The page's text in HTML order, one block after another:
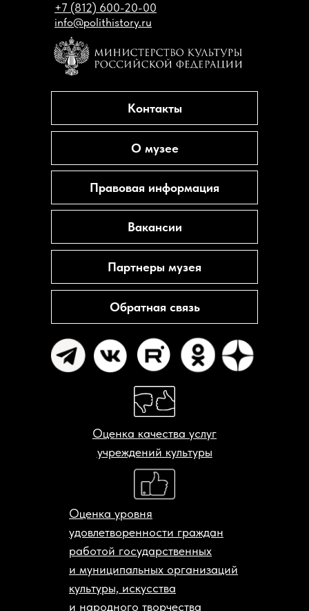
Оценка качества услуг
учреждений культуры
+7 (812) 600-20-00
info@polithistory.ru
Контакты
Вакансии
О музее
Правовая информация
Обратная связь
Партнеры музея
Оценка уровня
удовлетворенности граждан
работой государственных
и муниципальных организаций
культуры, искусства
и народного творчества